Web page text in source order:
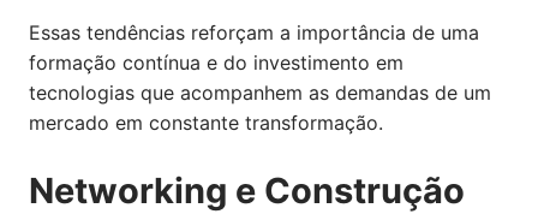
Essas tendências reforçam a importância de uma
formação contínua e do investimento em
tecnologias que acompanhem as demandas de um
mercado em constante transformação.
Networking e Construção